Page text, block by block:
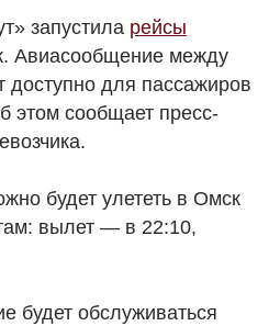
запустила рейсы
Авиасообщение между
доступно для пассажиров
этом сообщает пресс-
будет улететь в Омск
вылет — в 22:10,
будет обслуживаться